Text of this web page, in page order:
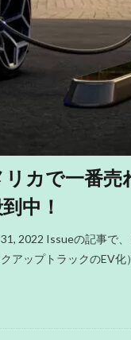
カで一番
中！
2022 Issueの記事で、
アップトラックのEV